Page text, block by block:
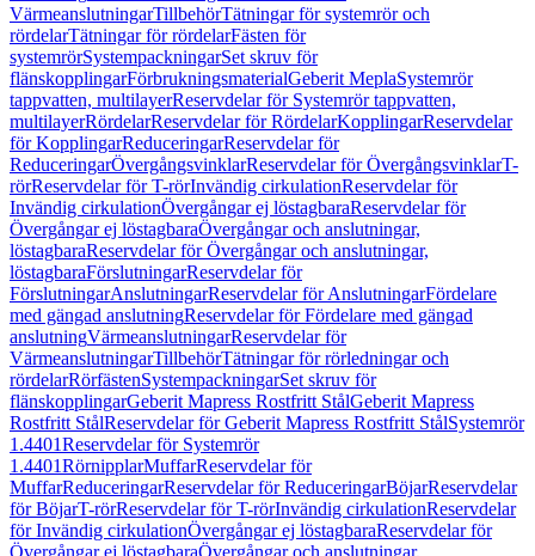
VärmeanslutningarTillbehörTätningar för systemrör och
rördelarTätningar för rördelarFästen för
systemrörSystempackningarSet skruv för
flänskopplingarFörbrukningsmaterialGeberit MeplaSystemrör
tappvatten, multilayerReservdelar för Systemrör tappvatten,
multilayerRördelarReservdelar för RördelarKopplingarReservdelar
för KopplingarReduceringarReservdelar för
ReduceringarÖvergångsvinklarReservdelar för ÖvergångsvinklarT-
rörReservdelar för T-rörInvändig cirkulationReservdelar för
Invändig cirkulationÖvergångar ej löstagbaraReservdelar för
Övergångar ej löstagbaraÖvergångar och anslutningar,
löstagbaraReservdelar för Övergångar och anslutningar,
löstagbaraFörslutningarReservdelar för
FörslutningarAnslutningarReservdelar för AnslutningarFördelare
med gängad anslutningReservdelar för Fördelare med gängad
anslutningVärmeanslutningarReservdelar för
VärmeanslutningarTillbehörTätningar för rörledningar och
rördelarRörfästenSystempackningarSet skruv för
flänskopplingarGeberit Mapress Rostfritt StålGeberit Mapress
Rostfritt StålReservdelar för Geberit Mapress Rostfritt StålSystemrör
1.4401Reservdelar för Systemrör
1.4401RörnipplarMuffarReservdelar för
MuffarReduceringarReservdelar för ReduceringarBöjarReservdelar
för BöjarT-rörReservdelar för T-rörInvändig cirkulationReservdelar
för Invändig cirkulationÖvergångar ej löstagbaraReservdelar för
Övergångar ej löstagbaraÖvergångar och anslutningar,